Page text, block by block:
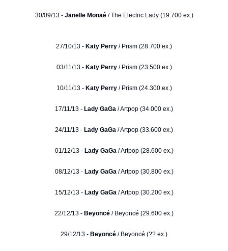
30/09/13 - Janelle Monaé/ The Electric Lady (19.700 ex.)
27/10/13 - Katy Perry / Prism (28.700 ex.)
03/11/13 - Katy Perry/ Prism (23.500 ex.)
10/11/13 - Katy Perry/ Prism (24.300 ex.)
17/11/13 - Lady GaGa / Artpop (34.000 ex.)
24/11/13 - Lady GaGa / Artpop (33.600 ex.)
01/12/13 - Lady GaGa/ Artpop (28.600 ex.)
08/12/13 - Lady GaGa/ Artpop (30.800 ex.)
15/12/13 - Lady GaGa/ Artpop (30.200 ex.)
22/12/13 - Beyoncé / Beyoncé (29.600 ex.)
29/12/13 - Beyoncé / Beyoncé (?? ex.)